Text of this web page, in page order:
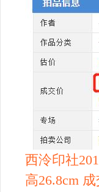
西泠印社
高26.8cm